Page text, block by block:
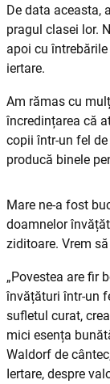
De data aceasta,
pragul clasei lor.
apoi cu
iertare.
Am rămas cu
încredințarea că
copii într-un fel
producă binele
Mare ne-a fost
doamnelor
ziditoare. Vrem
„Povestea are fir
învățături într-un
sufletul curat,
mici esența
Waldorf de
Iertare, despre